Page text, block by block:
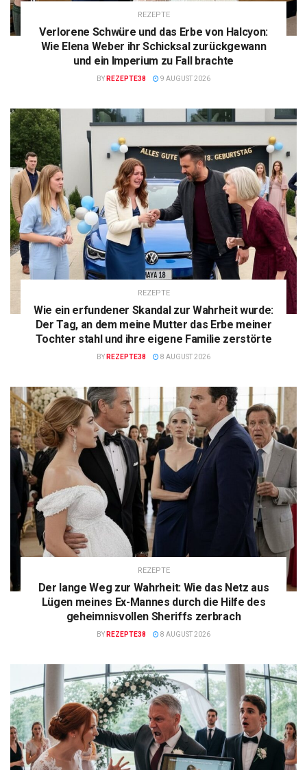
REZEPTE
Verlorene Schwüre und das Erbe von Halcyon:
Wie Elena Weber ihr Schicksal zurückgewann
und ein Imperium zu Fall brachte
BY REZEPTE38 9 AUGUST 2026
REZEPTE
Wie ein erfundener Skandal zur Wahrheit wurde:
Der Tag, an dem meine Mutter das Erbe meiner
Tochter stahl und ihre eigene Familie zerstörte
BY REZEPTE38 8 AUGUST 2026
REZEPTE
Der lange Weg zur Wahrheit: Wie das Netz aus
Lügen meines Ex-Mannes durch die Hilfe des
geheimnisvollen Sheriffs zerbrach
BY REZEPTE38 8 AUGUST 2026